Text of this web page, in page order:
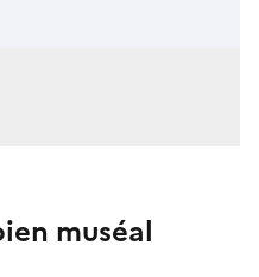
muséal